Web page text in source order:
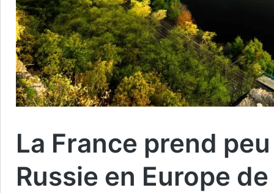
La France prend
Russie en Europe